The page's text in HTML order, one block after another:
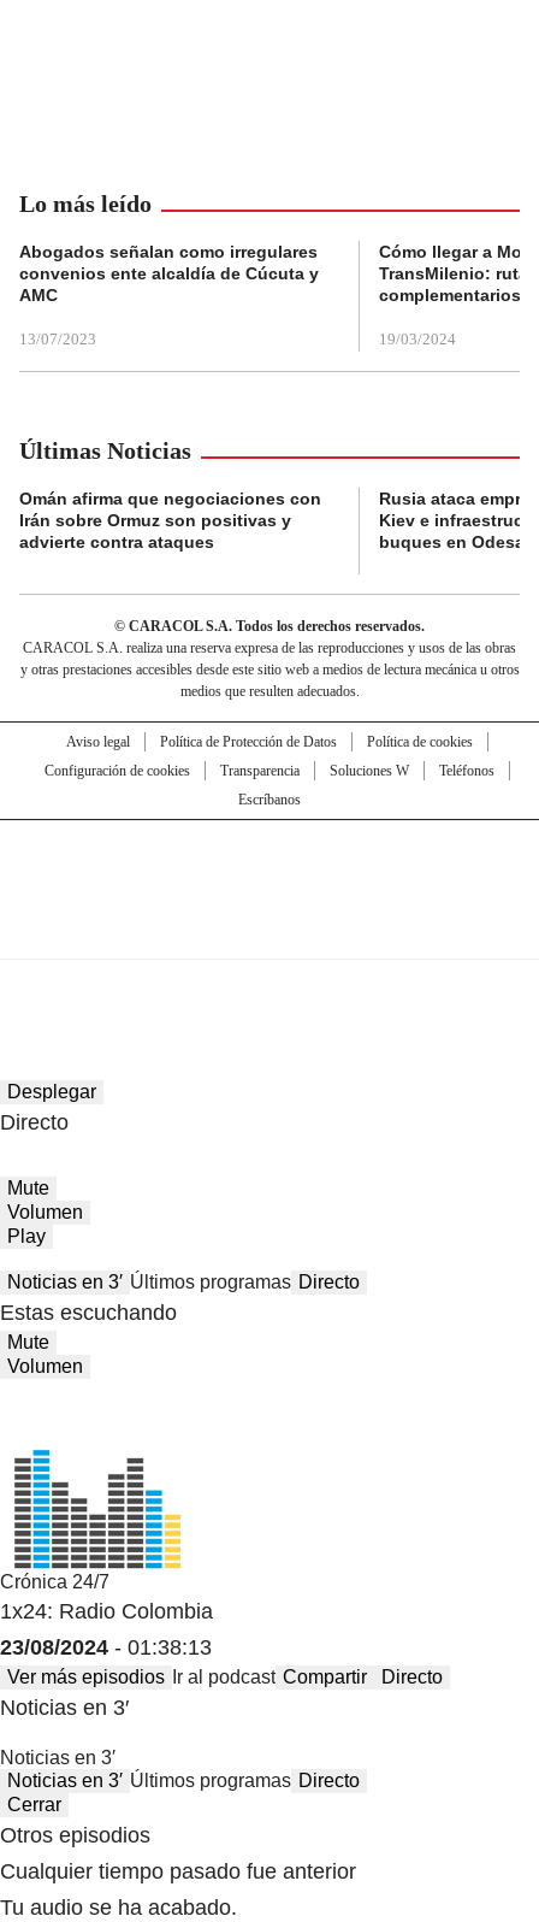
Lo más leído
Abogados señalan como irregulares
convenios ente alcaldía de Cúcuta y
AMC
13/07/2023
Cómo llegar a
TransMilenio:
complementarios
19/03/2024
Últimas Noticias
Omán afirma que negociaciones con
Irán sobre Ormuz son positivas y
advierte contra ataques
Rusia ataca
Kiev e
buques en Odesa
© CARACOL S.A. Todos los derechos reservados.
CARACOL S.A. realiza una reserva expresa de las reproducciones y usos de las obras
y otras prestaciones accesibles desde este sitio web a medios de lectura mecánica u otros
medios que resulten adecuados.
Aviso legal Política de Protección de Datos
Política de cookies
Configuración de cookies
Transparencia Soluciones W
Teléfonos
Escríbanos
Desplegar
Directo
Mute
Volumen
Play
Noticias en 3′ Últimos programas Directo
Estas escuchando
Mute
Volumen
Crónica 24/7
1x24: Radio Colombia
23/08/2024 - 01:38:13
Ver más episodios Ir al podcast Compartir Directo
Noticias en 3′
Noticias en 3′
Noticias en 3′ Últimos programas Directo
Cerrar
Otros episodios
Cualquier tiempo pasado fue anterior
Tu audio se ha acabado.